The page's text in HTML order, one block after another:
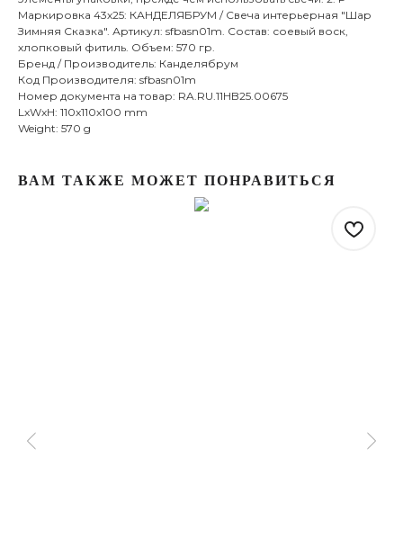
Маркировка 43х25: КАНДЕЛЯБРУМ / Свеча интерьерная "Шар
Зимняя Cказка". Артикул: sfbasn01m. Состав: соевый воск,
хлопковый фитиль. Объем: 570 гр.
Бренд / Производитель: Канделябрум
Код Производителя: sfbasn01m
Номер документа на товар: RA.RU.11HB25.00675
LxWxH: 110x110x100 mm
Weight: 570 g
ВАМ ТАКЖЕ МОЖЕТ ПОНРАВИТЬСЯ